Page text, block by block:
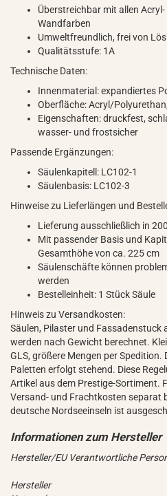
Überstreichbar mit allen
Wandfarben
Umweltfreundlich, frei von
Qualitätsstufe: 1A
Technische Daten:
Innenmaterial: expandiertes
Oberfläche: Acryl/
Eigenschaften: druckfest,
wasser- und frostsicher
Passende Ergänzungen:
Säulenkapitell: LC102-1
Säulenbasis: LC102-3
Hinweise zu Lieferlängen und
Lieferung ausschließlich in
Mit passender Basis und
Gesamthöhe von ca. 225 cm
Säulenschäfte können
werden
Bestelleinheit: 1 Stück Säule
Hinweis zu Versandkosten:
Säulen, Pilaster und Fassadenstuck
werden nach Gewicht berechnet.
GLS, größere Mengen per Spedition.
Paletten erfolgt stehend. Diese
Artikel aus dem Prestige-Sortiment.
Versand- und Frachtkosten separat
deutsche Nordseeinseln ist
Hersteller/EU Verantwortliche
Hersteller